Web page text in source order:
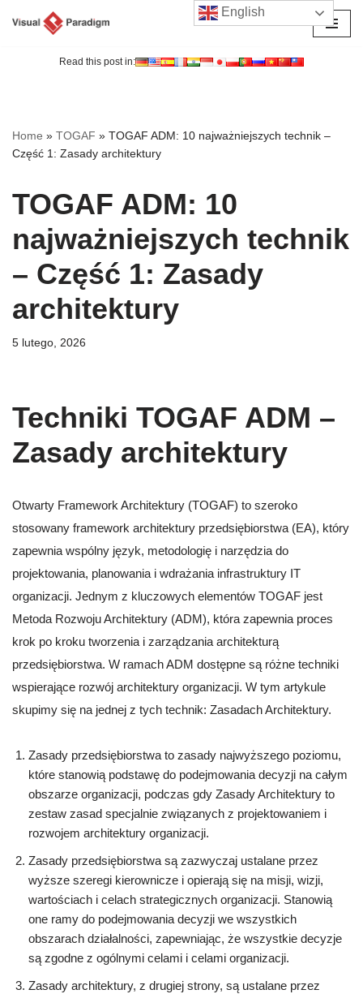
Read this post in:
Home » TOGAF » TOGAF ADM: 10 najważniejszych technik –
Część 1: Zasady architektury
TOGAF ADM: 10
najważniejszych technik
– Część 1: Zasady
architektury
5 lutego, 2026
Techniki TOGAF ADM –
Zasady architektury
Otwarty Framework Architektury (TOGAF) to szeroko
stosowany framework architektury przedsiębiorstwa (EA), który
zapewnia wspólny język, metodologię i narzędzia do
projektowania, planowania i wdrażania infrastruktury IT
organizacji. Jednym z kluczowych elementów TOGAF jest
Metoda Rozwoju Architektury (ADM), która zapewnia proces
krok po kroku tworzenia i zarządzania architekturą
przedsiębiorstwa. W ramach ADM dostępne są różne techniki
wspierające rozwój architektury organizacji. W tym artykule
skupimy się na jednej z tych technik: Zasadach Architektury.
Zasady przedsiębiorstwa to zasady najwyższego poziomu,
które stanowią podstawę do podejmowania decyzji na całym
obszarze organizacji, podczas gdy Zasady Architektury to
zestaw zasad specjalnie związanych z projektowaniem i
rozwojem architektury organizacji.
Zasady przedsiębiorstwa są zazwyczaj ustalane przez
wyższe szeregi kierownicze i opierają się na misji, wizji,
wartościach i celach strategicznych organizacji. Stanowią
one ramy do podejmowania decyzji we wszystkich
obszarach działalności, zapewniając, że wszystkie decyzje
są zgodne z ogólnymi celami i celami organizacji.
Zasady architektury, z drugiej strony, są ustalane przez
English